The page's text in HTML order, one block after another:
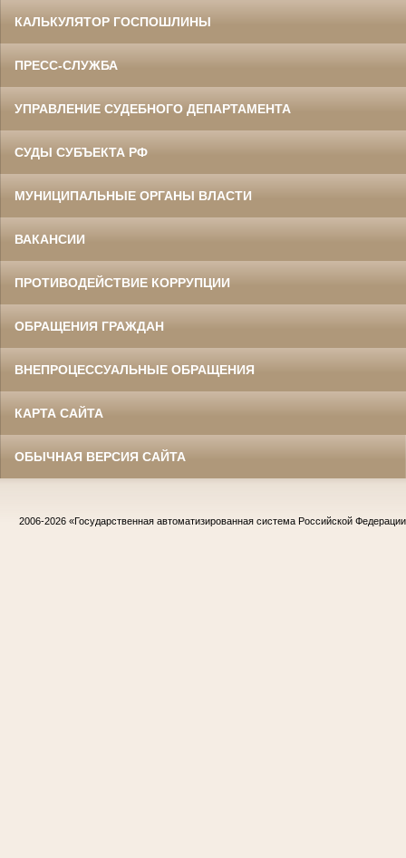
КАЛЬКУЛЯТОР ГОСПОШЛИНЫ
ПРЕСС-СЛУЖБА
УПРАВЛЕНИЕ СУДЕБНОГО ДЕПАРТАМЕНТА
СУДЫ СУБЪЕКТА РФ
МУНИЦИПАЛЬНЫЕ ОРГАНЫ ВЛАСТИ
ВАКАНСИИ
ПРОТИВОДЕЙСТВИЕ КОРРУПЦИИ
ОБРАЩЕНИЯ ГРАЖДАН
ВНЕПРОЦЕССУАЛЬНЫЕ ОБРАЩЕНИЯ
КАРТА САЙТА
ОБЫЧНАЯ ВЕРСИЯ САЙТА
2006-2026 «Государственная автоматизированная система Российской